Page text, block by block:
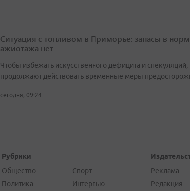
Ситуация с топливом в Приморье: запасы в
ажиотажа нет
Чтобы избежать искусственного дефицита и спекуляций,
продолжают действовать временные меры
сегодня, 09:24
Рубрики
Общество
Политика
Спорт
Интервью
Реклама
Редакция